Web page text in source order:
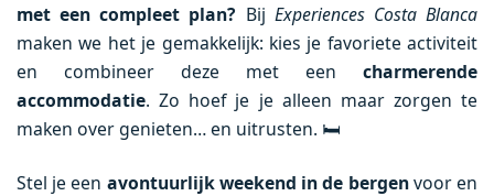
met een compleet plan? Bij Experiences Costa Blanca
maken we het je gemakkelijk: kies je favoriete activiteit
en combineer deze met een charmerende
accommodatie. Zo hoef je je alleen maar zorgen te
maken over genieten… en uitrusten. 🛏️
Stel je een avontuurlijk weekend in de bergenvoor en